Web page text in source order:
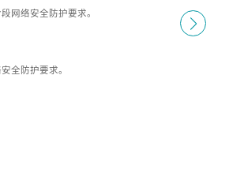
网络安全防护要求。
全防护要求。